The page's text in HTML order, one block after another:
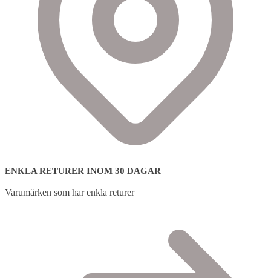
ENKLA RETURER INOM 30 DAGAR
Varumärken som har enkla returer